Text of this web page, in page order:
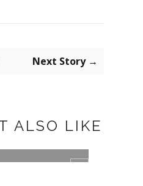
Next Story →
ALSO LIKE